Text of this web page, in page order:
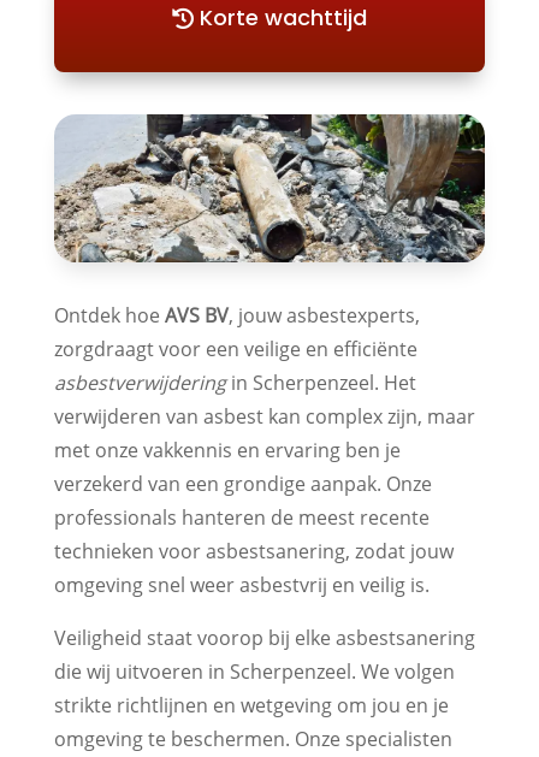
Korte wachttijd
Ontdek hoe AVS BV, jouw asbestexperts,
zorgdraagt voor een veilige en efficiënte
asbestverwijderingin Scherpenzeel. Het
verwijderen van asbest kan complex zijn, maar
met onze vakkennis en ervaring ben je
verzekerd van een grondige aanpak. Onze
professionals hanteren de meest recente
technieken voor asbestsanering, zodat jouw
omgeving snel weer asbestvrij en veilig is.
Veiligheid staat voorop bij elke asbestsanering
die wij uitvoeren in Scherpenzeel. We volgen
strikte richtlijnen en wetgeving om jou en je
omgeving te beschermen. Onze specialisten